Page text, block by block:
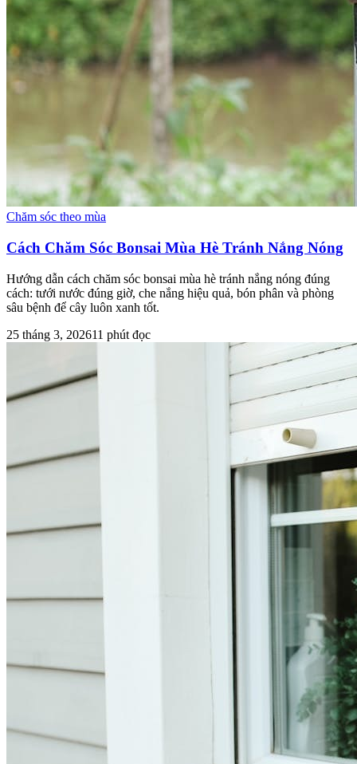
Chăm sóc theo mùa
Cách Chăm Sóc Bonsai Mùa Hè Tránh Nắng Nóng
Hướng dẫn cách chăm sóc bonsai mùa hè tránh nắng nóng đúng
cách: tưới nước đúng giờ, che nắng hiệu quả, bón phân và phòng
sâu bệnh để cây luôn xanh tốt.
25 tháng 3, 202611 phút đọc